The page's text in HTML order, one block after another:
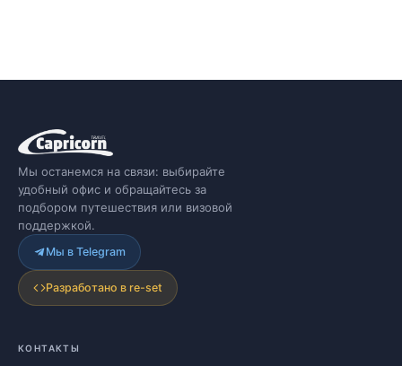
Мы останемся на связи: выбирайте
удобный офис и обращайтесь за
подбором путешествия или визовой
поддержкой.
Мы в Telegram
Разработано в re-set
КОНТАКТЫ